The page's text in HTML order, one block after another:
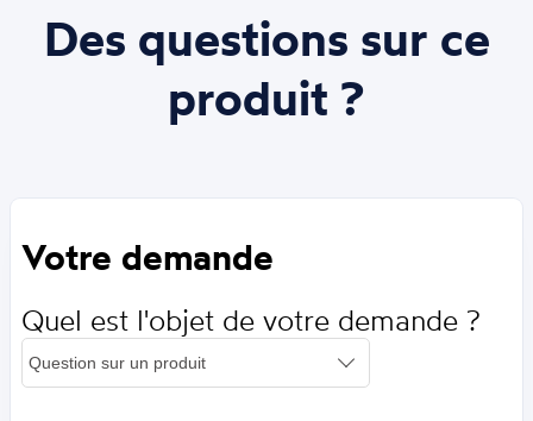
Des questions sur ce
produit ?
Votre demande
Quel est l'objet de votre demande ?